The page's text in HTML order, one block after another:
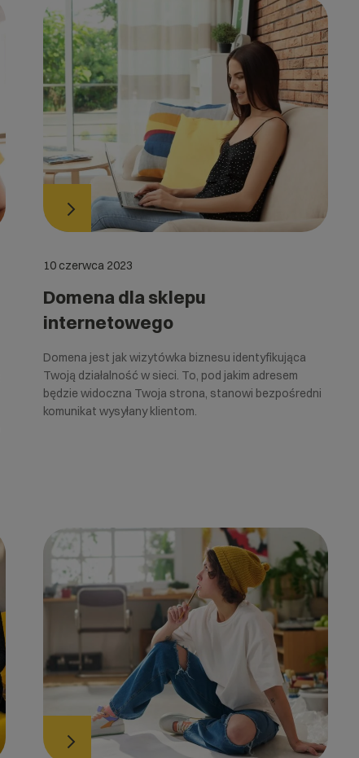
10 czerwca 2023
Domena dla sklepu
internetowego
Domena jest jak wizytówka biznesu identyfikująca
Twoją działalność w sieci. To, pod jakim adresem
będzie widoczna Twoja strona, stanowi bezpośredni
komunikat wysyłany klientom.